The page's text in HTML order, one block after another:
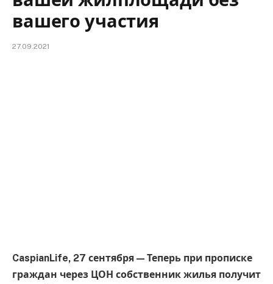
вашего участия
27.09.2021
CaspianLife, 27 сентября — Теперь при прописке
граждан через ЦОН собственник жилья получит